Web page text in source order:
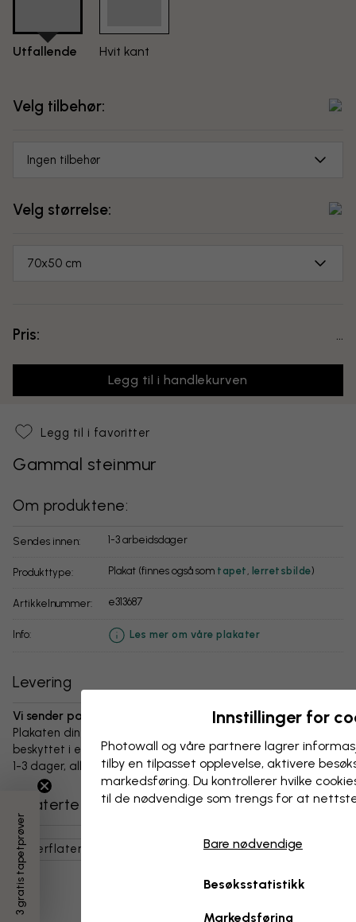
Utfallende Hvit kant
Velg tilbehør:
Ingen tilbehør
Velg størrelse:
70x50 cm
Pris:
Legg til i handlekurven
Legg til i favoritter
Gammal steinmur
Om produktene:
Sendes innen: 1-3 arbeidsdager
Produkttype: Plakat (finnes også som tapet lerretsbilde)
Artikkelnummer: e313687
info: Les mer om våre plakater
Levering
Vi sender pakken innen 1-3 dager:
Plakaten din og alt tilbehør er nøye pakket og levert
beskyttet i en slitesterk bølgepappboks. Pakken sendes innen
1-3 dager, alltid med fri frakt.
Relaterte kategorier
Overflater Og Strukturer Stein Og Klipper
3 gratis tapetprøver
Innstillinger for
Photowall og våre partnere lagrer
tilby en tilpasset opplevelse, aktivere
markedsføring. Du kontrollerer hvilke
til de nødvendige som trengs for at
Bare nødvendige
Besøksstatistikk
Markedsføring